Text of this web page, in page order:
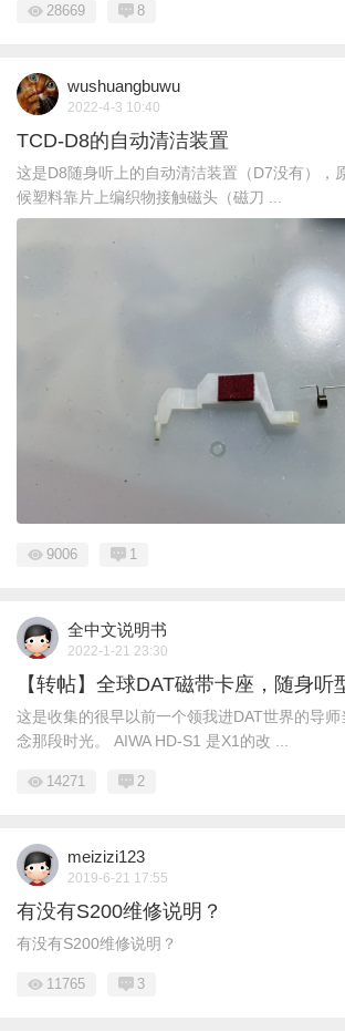
28669 8
wushuangbuwu
2022-4-3 10:40
TCD-D8的自动清洁装置
这是D8随身听上的自动清洁装置（D7没有），
候塑料靠片上编织物接触磁头（磁刀 ...
9006 1
全中文说明书
2022-1-21 23:30
【转帖】全球DAT磁带卡座，随身听
这是收集的很早以前一个领我进DAT世界的导
念那段时光。 AIWA HD-S1 是X1的改 ...
14271 2
meizizi123
2019-6-21 17:55
有没有S200维修说明？
有没有S200维修说明？
11765 3